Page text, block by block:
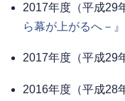
2017年度（平成29
ら幕が上がるへ－』
2017年度（平成29
2016年度（平成28